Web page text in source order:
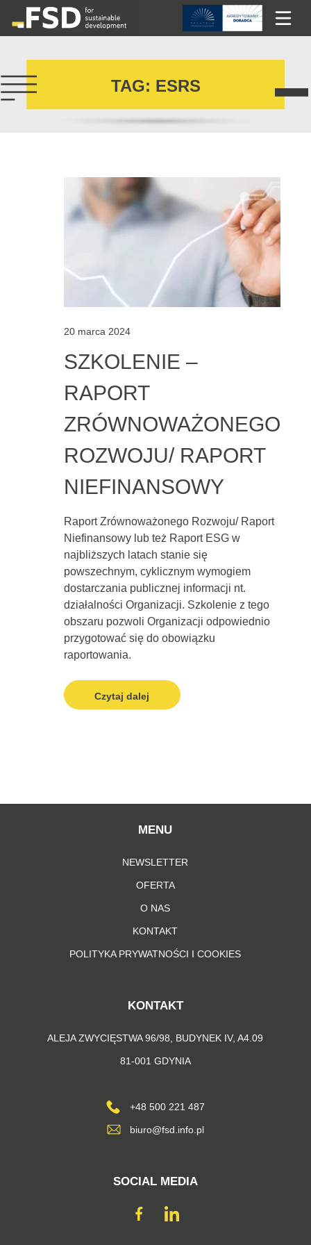
TAG: ESRS
20 marca 2024
SZKOLENIE –
RAPORT
ZRÓWNOWAŻONEGO
ROZWOJU/ RAPORT
NIEFINANSOWY
Raport Zrównoważonego Rozwoju/ Raport
Niefinansowy lub też Raport ESG w
najbliższych latach stanie się
powszechnym, cyklicznym wymogiem
dostarczania publicznej informacji nt.
działalności Organizacji. Szkolenie z tego
obszaru pozwoli Organizacji odpowiednio
przygotować się do obowiązku
raportowania.
Czytaj dalej
MENU
NEWSLETTER
OFERTA
O NAS
KONTAKT
POLITYKA PRYWATNOŚCI I COOKIES
KONTAKT
ALEJA ZWYCIĘSTWA 96/98, BUDYNEK IV, A4.09
81-001 GDYNIA
+48 500 221 487
biuro@fsd.info.pl
SOCIAL MEDIA